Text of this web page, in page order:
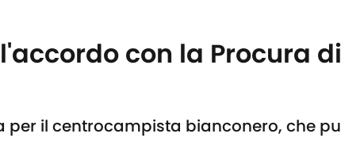
con la Procura
per il centrocampista bianconero, che